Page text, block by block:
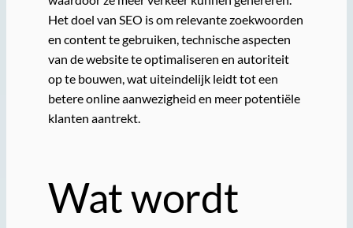
Het doel van SEO is om relevante zoekwoorden
en content te gebruiken, technische aspecten
van de website te optimaliseren en autoriteit
op te bouwen, wat uiteindelijk leidt tot een
betere online aanwezigheid en meer potentiële
klanten aantrekt.
Wat wordt